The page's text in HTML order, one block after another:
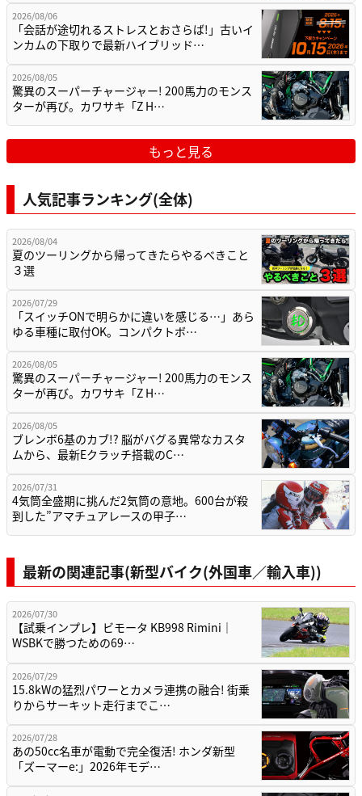
2026/08/06
「会話が途切れるストレスとおさらば!」古いイ
ンカムの下取りで最新ハイブリッド…
2026/08/05
驚異のスーパーチャージャー! 200馬力のモンス
ターが再び。カワサキ「Z H…
もっと見る
人気記事ランキング(全体)
2026/08/04
夏のツーリングから帰ってきたらやるべきこと
３選
2026/07/29
「スイッチONで明らかに違いを感じる…」あら
ゆる車種に取付OK。コンパクトボ…
2026/08/05
驚異のスーパーチャージャー! 200馬力のモンス
ターが再び。カワサキ「Z H…
2026/08/05
ブレンボ6基のカブ!? 脳がバグる異常なカスタ
ムから、最新Eクラッチ搭載のC…
2026/07/31
4気筒全盛期に挑んだ2気筒の意地。600台が殺
到した”アマチュアレースの甲子…
最新の関連記事(新型バイク(外国車／輸入車))
2026/07/30
【試乗インプレ】ビモータ KB998 Rimini｜
WSBKで勝つための69…
2026/07/29
15.8kWの猛烈パワーとカメラ連携の融合! 街乗
りからサーキット走行までこ…
2026/07/28
あの50cc名車が電動で完全復活! ホンダ新型
「ズーマーe:」2026年モデ…